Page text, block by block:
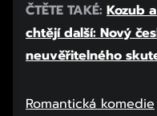
ČTĚTE TAKÉ: Kozub
chtějí další: Nový
neuvěřitelného
Romantická komedie